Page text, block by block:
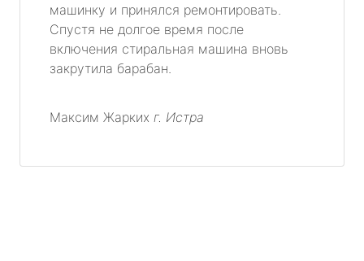
машинку и принялся ремонтировать.
Спустя не долгое время после
включения стиральная машина вновь
закрутила барабан.
Максим Жарких г. Истра